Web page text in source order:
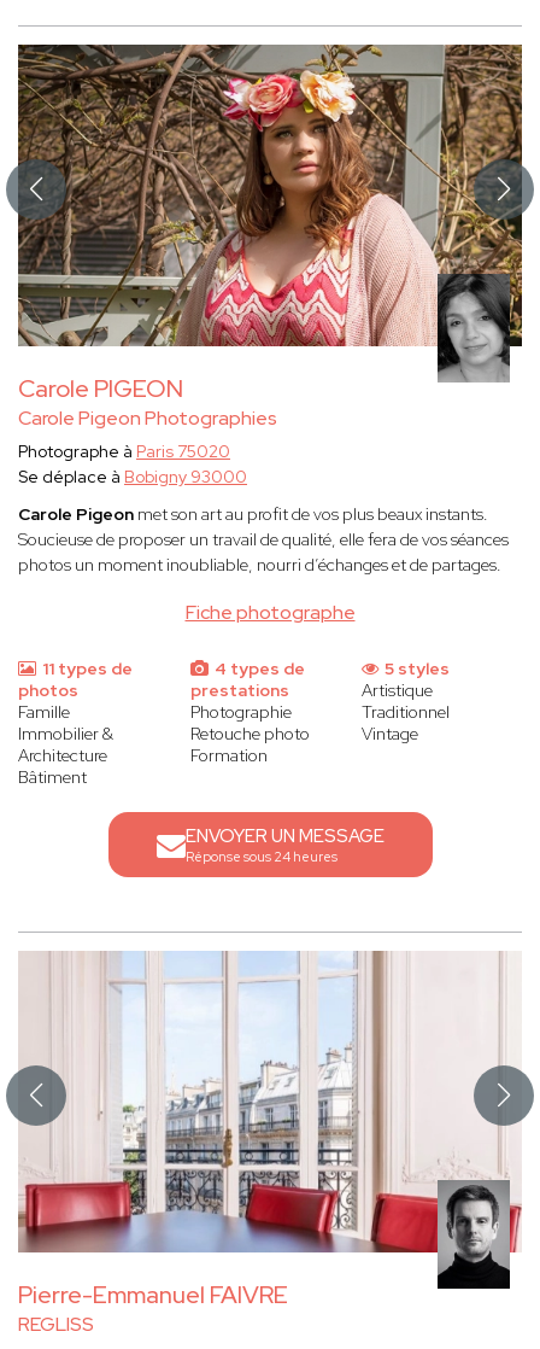
Carole PIGEON
Carole Pigeon Photographies
Fiche photographe
Photographe à Paris 75020
Se déplace à Bobigny 93000
Carole Pigeon met son art au profit de vos plus beaux instants.
Soucieuse de proposer un travail de qualité, elle fera de vos séances
photos un moment inoubliable, nourri d’échanges et de partages.
11 types de
photos
Famille
Immobilier &
Architecture
Bâtiment
4 types de
prestations
Photographie
Retouche photo
Formation
5 styles
Artistique
Traditionnel
Vintage
ENVOYER UN MESSAGE
Réponse sous 24 heures
Pierre-Emmanuel FAIVRE
REGLISS